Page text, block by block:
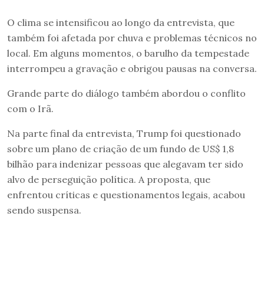
O clima se intensificou ao longo da entrevista, que
também foi afetada por chuva e problemas técnicos no
local. Em alguns momentos, o barulho da tempestade
interrompeu a gravação e obrigou pausas na conversa.
Grande parte do diálogo também abordou o conflito
com o Irã.
Na parte final da entrevista, Trump foi questionado
sobre um plano de criação de um fundo de US$ 1,8
bilhão para indenizar pessoas que alegavam ter sido
alvo de perseguição política. A proposta, que
enfrentou críticas e questionamentos legais, acabou
sendo suspensa.